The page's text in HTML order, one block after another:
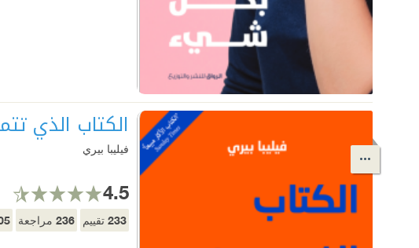
الكتاب الذي
فيليبا بيري
4.5
233 تقييم 236 مراجعة